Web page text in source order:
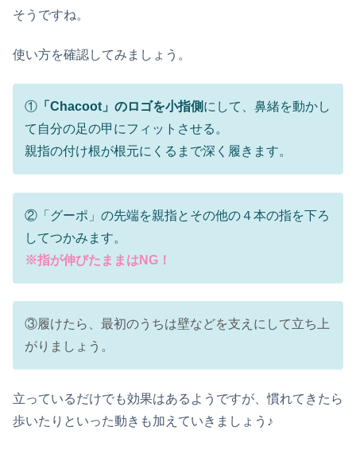
そうですね。
使い方を確認してみましょう。
① 「Chacoot」のロゴを小指側 にして、鼻緒を動かし
て自分の足の甲にフィットさせる。
親指の付け根が根元にくるまで深く履きます。
②「グーポ」の先端を親指とその他の４本の指を下ろ
してつかみます。
※指が伸びたままはNG！
③履けたら、最初のうちは壁などを支えにして立ち上
がりましょう。
立っているだけでも効果はあるようですが、慣れてきたら
歩いたりといった動きも加えていきましょう♪